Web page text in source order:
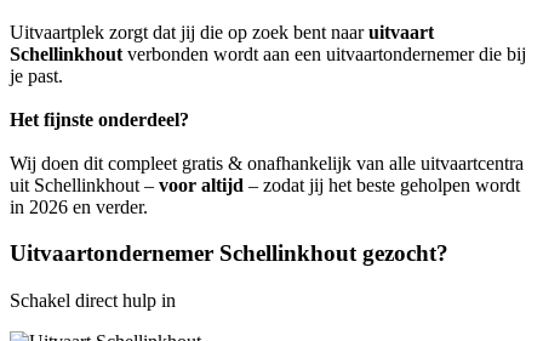
Uitvaartplek zorgt dat jij die op zoek bent naaruitvaart
Schellinkhout verbonden wordt aan een uitvaartondernemer die bij
je past.
Het fijnste onderdeel?
Wij doen dit compleet gratis & onafhankelijk van alle uitvaartcentra
uit Schellinkhout – voor altijd – zodat jij het beste geholpen wordt
in 2026 en verder.
Uitvaartondernemer Schellinkhout gezocht?
Schakel direct hulp in